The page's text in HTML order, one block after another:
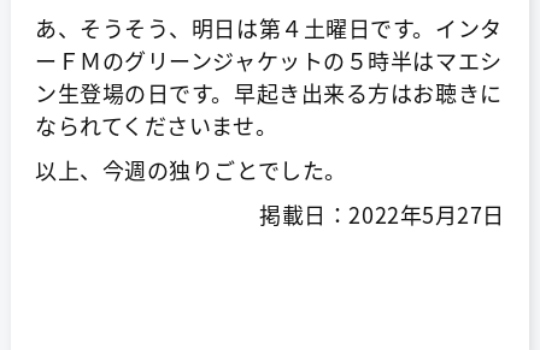
あ、そうそう、明日は第４土曜日です。インタ
ーＦＭのグリーンジャケットの５時半はマエシ
ン生登場の日です。早起き出来る方はお聴きに
なられてくださいませ。
以上、今週の独りごとでした。
掲載日：2022年5月27日